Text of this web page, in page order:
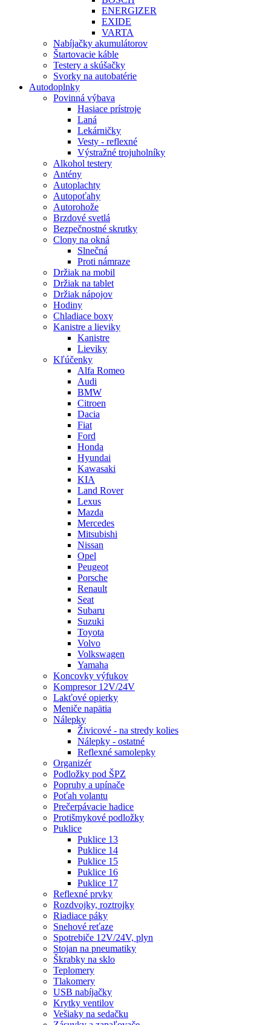
ENERGIZER
EXIDE
VARTA
Nabíjačky akumulátorov
Štartovacie káble
Testery a skúšačky
Svorky na autobatérie
Autodoplnky
Povinná výbava
Hasiace prístroje
Laná
Lekárničky
Vesty - reflexné
Výstražné trojuholníky
Alkohol testery
Antény
Autoplachty
Autopoťahy
Autorohože
Brzdové svetlá
Bezpečnostné skrutky
Clony na okná
Slnečná
Proti námraze
Držiak na mobil
Držiak na tablet
Držiak nápojov
Hodiny
Chladiace boxy
Kanistre a lieviky
Kanistre
Lieviky
Kľúčenky
Alfa Romeo
Audi
BMW
Citroen
Dacia
Fiat
Ford
Honda
Hyundai
Kawasaki
KIA
Land Rover
Lexus
Mazda
Mercedes
Mitsubishi
Nissan
Opel
Peugeot
Porsche
Renault
Seat
Subaru
Suzuki
Toyota
Volvo
Volkswagen
Yamaha
Koncovky výfukov
Kompresor 12V/24V
Lakťové opierky
Meniče napätia
Nálepky
Živicové - na stredy kolies
Nálepky - ostatné
Reflexné samolepky
Organizér
Podložky pod ŠPZ
Popruhy a upínače
Poťah volantu
Prečerpávacie hadice
Protišmykové podložky
Puklice
Puklice 13
Puklice 14
Puklice 15
Puklice 16
Puklice 17
Reflexné prvky
Rozdvojky, roztrojky
Riadiace páky
Snehové reťaze
Spotrebiče 12V/24V, plyn
Stojan na pneumatiky
Škrabky na sklo
Teplomery
Tlakomery
USB nabíjačky
Krytky ventilov
Vešiaky na sedačku